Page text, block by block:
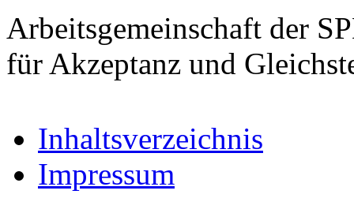
Arbeitsgemeinschaft der
für Akzeptanz und
Inhaltsverzeichnis
Impressum